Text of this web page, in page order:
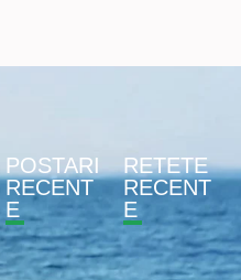
POSTARI
RECENT
E
RETETE
RECENT
E